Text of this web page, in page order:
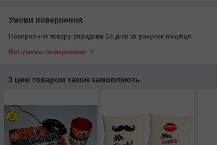
Умови повернення
Повернення товару впродовж 14 днів за рахунок покупця
Всі умови повернення
З цим товаром також замовляють